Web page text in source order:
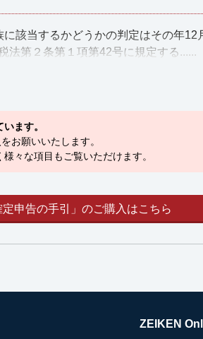
該当するかどうかの判定はその年12
法第２条第１項第42号に規定する......
ます。
お願いいたします。
々な項目もご覧いただけます。
申告の手引」のご購入はこちら
ZEIKEN